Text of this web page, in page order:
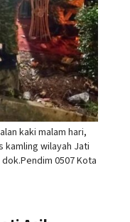
kaki malam hari,
kamling wilayah Jati
0507 Kota